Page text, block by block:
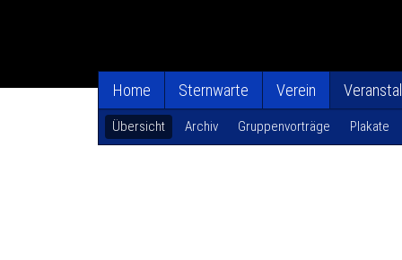
Home Sternwarte Verein
Übersicht Archiv Gruppenvorträge Plakate